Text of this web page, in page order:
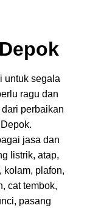
untuk segala
ragu dan
perbaikan
jasa dan
listrik, atap,
kolam, plafon,
cat tembok,
pasang